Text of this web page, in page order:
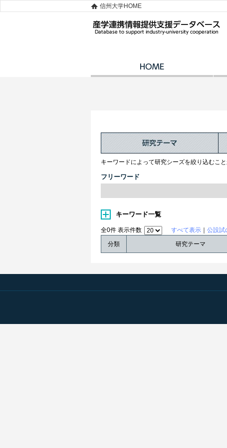
信州大学HOME
キーワードによって研究シーズを絞り込むこと
フリーワード
キーワード一覧
全0件 表示件数 すべて表示 公設試
分類
研究テーマ